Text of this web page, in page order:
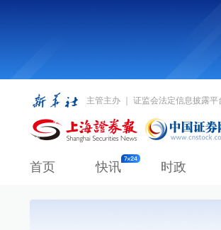
主管主办 ｜ 证监会法定信息披露
首页 快讯 时政